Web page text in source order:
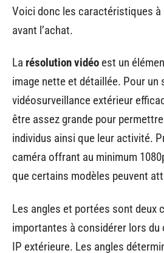
Voici donc les caractéristiques à
avant l’achat.
La résolution vidéo est un
image nette et détaillée. Pour un
vidéosurveillance extérieur
être assez grande pour
individus ainsi que leur activité.
caméra offrant au minimum
que certains modèles peuvent
Les angles et portées sont deux
importantes à considérer lors du
IP extérieure. Les angles